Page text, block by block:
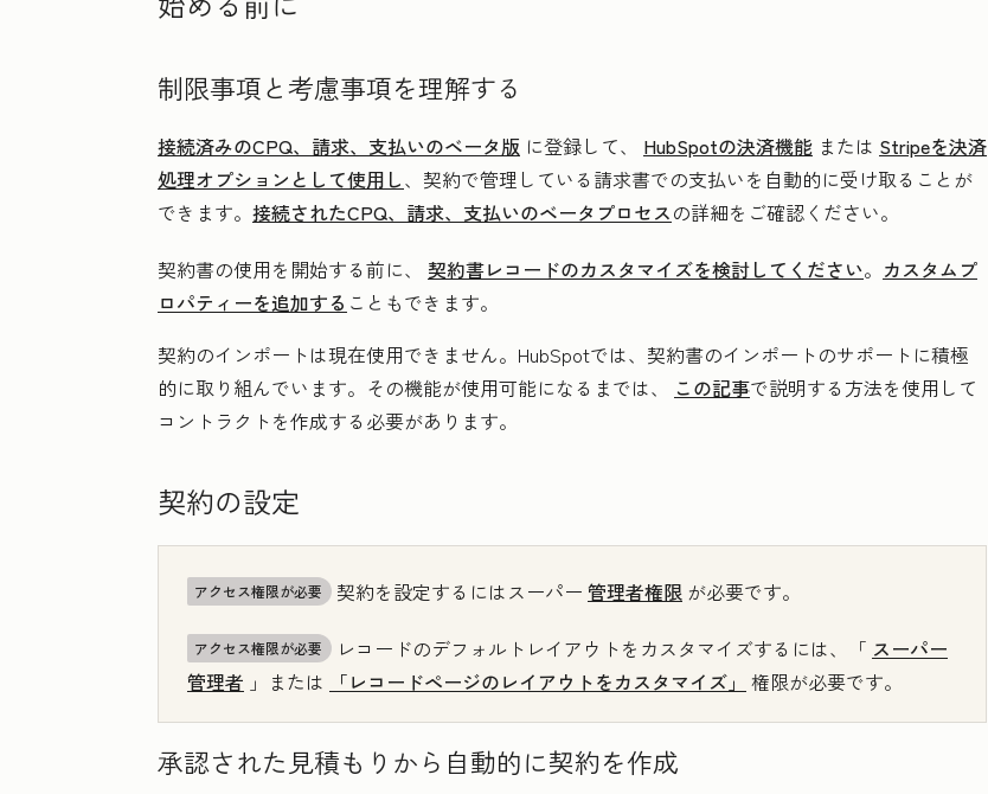
制限事項と考慮事項を理解する
接続済みのCPQ、請求、支払いのベータ版 に登録して、 HubSpotの決済機能 または Stripeを決済
処理オプションとして使用し、契約で管理している請求書での支払いを自動的に受け取ることが
できます。 接続されたCPQ、請求、支払いのベータプロセスの詳細をご確認ください。
契約書の使用を開始する前に、 契約書レコードのカスタマイズを検討してください。 カスタムプ
ロパティーを追加する こともできます。
契約のインポートは現在使用できません。HubSpotでは、契約書のインポートのサポートに積極
的に取り組んでいます。その機能が使用可能になるまでは、
この記事で説明する方法を使用して
コントラクトを作成する必要があります。
契約の設定
アクセス権限が必要 契約を設定するにはスーパー 管理者権限 が必要です。
アクセス権限が必要 レコードのデフォルトレイアウトをカスタマイズするには、「 スーパー
管理者 」または 「レコードページのレイアウトをカスタマイズ」 権限が必要です。
承認された見積もりから自動的に契約を作成